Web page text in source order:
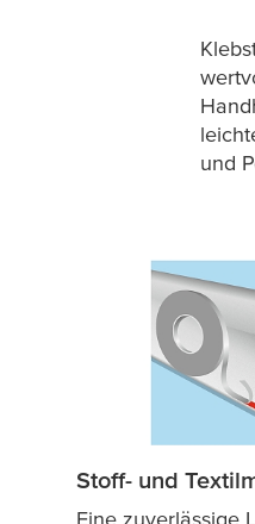
und
Stoff- und